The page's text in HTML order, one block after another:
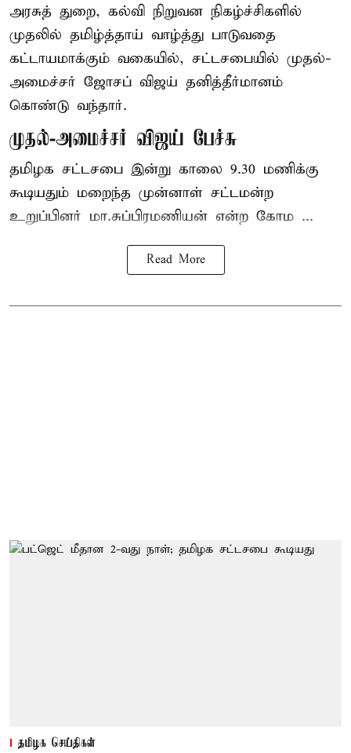
அரசுத் துறை, கல்வி நிறுவன நிகழ்ச்சிகளில்
முதலில் தமிழ்த்தாய் வாழ்த்து பாடுவதை
கட்டாயமாக்கும் வகையில், சட்டசபையில் முதல்-
அமைச்சர் ஜோசப் விஜய் தனித்தீர்மானம்
கொண்டு வந்தார்.
முதல்-அமைச்சர் விஜய் பேச்சு
தமிழக சட்டசபை இன்று காலை 9.30 மணிக்கு
கூடியதும் மறைந்த முன்னாள் சட்டமன்ற
உறுப்பினர் மா.சுப்பிரமணியன் என்ற கோம ...
Read More
தமிழக செய்திகள்